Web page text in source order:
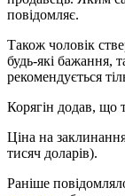
повідомляє.
Також чоловік
будь-які бажання,
рекомендується
Корягін додав, що
Ціна на
тисяч доларів).
Раніше